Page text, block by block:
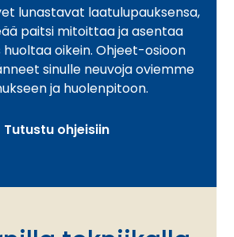
lunastavat laatulupauksensa,
paitsi mitoittaa ja asentaa
huoltaa oikein. Ohjeet-osioon
sinulle neuvoja oviemme
ja huolenpitoon.
Tutustu ohjeisiin